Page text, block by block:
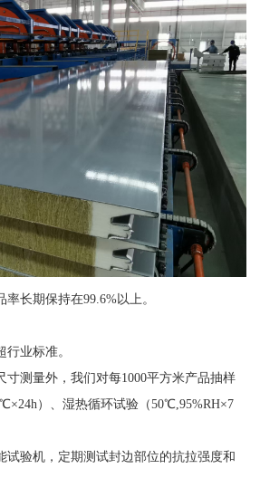
长期保持在99.6%以上。
业标准。
寸测量外，我们对每1000平方米产品抽样
）、湿热循环试验（50℃,95%RH×7
试验机，定期测试封边部位的抗拉强度和